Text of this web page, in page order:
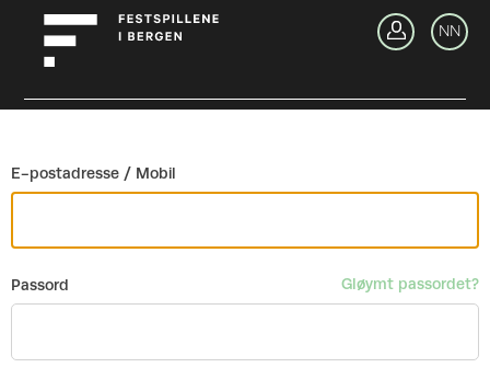
NN
E-postadresse / Mobil
Passord Gløymt passordet?